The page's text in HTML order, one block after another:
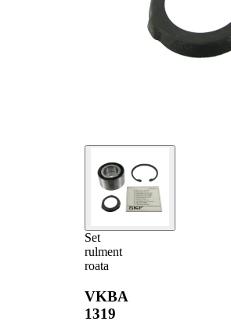
Set
rulment
roata
VKBA
1319